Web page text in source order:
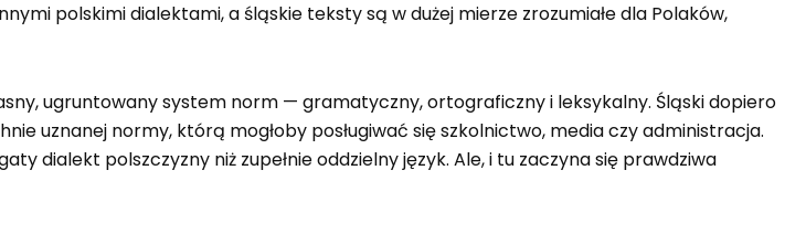
polskimi dialektami, a śląskie teksty są w dużej mierze zrozumiałe dla Polaków,
ugruntowany system norm — gramatyczny, ortograficzny i leksykalny. Śląski dopiero
uznanej normy, którą mogłoby posługiwać się szkolnictwo, media czy administracja.
dialekt polszczyzny niż zupełnie oddzielny język. Ale, i tu zaczyna się prawdziwa